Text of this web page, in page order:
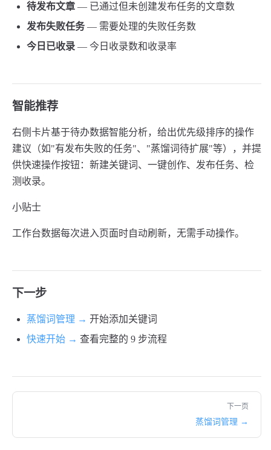
待发布文章 — 已通过但未创建发布任务的文章数
发布失败任务 — 需要处理的失败任务数
今日已收录 — 今日收录数和收录率
智能推荐
右侧卡片基于待办数据智能分析，给出优先级排序的操作
建议（如"有发布失败的任务"、"蒸馏词待扩展"等），并提
供快速操作按钮：新建关键词、一键创作、发布任务、检
测收录。
小贴士
工作台数据每次进入页面时自动刷新，无需手动操作。
下一步
蒸馏词管理 → 开始添加关键词
快速开始 → 查看完整的 9 步流程
下一页
蒸馏词管理 →